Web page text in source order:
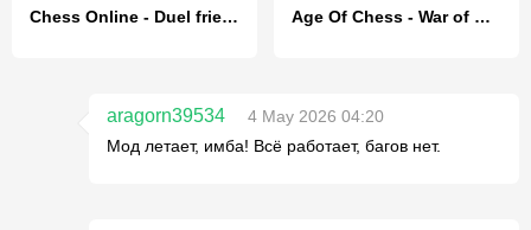
Chess Online - Duel friends! Age Of Chess - War of Cavalry
aragorn39534
4 May 2026 04:20
Мод летает, имба! Всё работает, багов нет.